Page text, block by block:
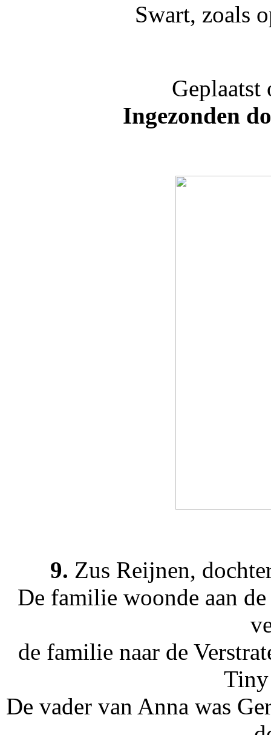
Swart, zoals
Geplaatst
Ingezonden
9. Zus Reijnen,
De familie woonde aan
de familie naar de
Tiny
De vader van Anna was